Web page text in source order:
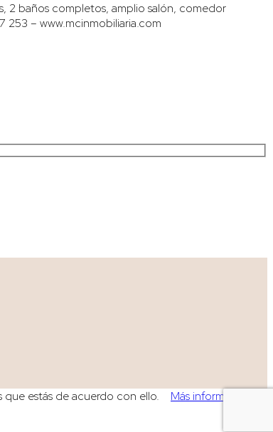
2 baños completos, amplio salón, comedor
– www.mcinmobiliaria.com
que estás de acuerdo con ello. Más información